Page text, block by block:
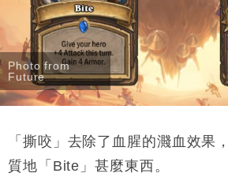
Photo from
Future
「撕咬」去除了血腥的濺血效果
質地「Bite」甚麼東西。